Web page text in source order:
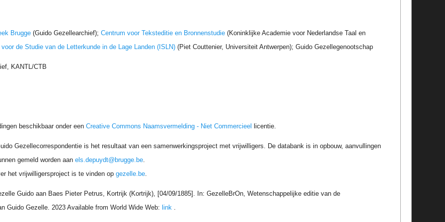
Brugge (Guido Gezellearchief);Centrum voor Teksteditie en Bronnenstudie (Koninklijke Academie voor Nederlandse Taal en
de Studie van de Letterkunde in de Lage Landen (ISLN) (Piet Couttenier, Universiteit Antwerpen); Guido Gezellegenootschap
KANTL/CTB
beschikbaar onder eenCreative Commons Naamsvermelding - Niet Commercieel licentie.
Gezellecorrespondentie is het resultaat van een samenwerkingsproject met vrijwilligers. De databank is in opbouw, aanvullingen
gemeld worden aanels.depuydt@brugge.be
het vrijwilligersproject is te vinden opgezelle.be
Guido aan Baes Pieter Petrus, Kortrijk (Kortrijk), [04/09/1885]. In: GezelleBrOn, Wetenschappelijke editie van de
Guido Gezelle. 2023 Available from World Wide Web:link